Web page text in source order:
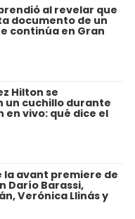
al revelar que
documento de un
continúa en Gran
Hilton se
un cuchillo durante
en vivo: qué dice el
la avant premiere de
Darío Barassi,
Verónica Llinás y